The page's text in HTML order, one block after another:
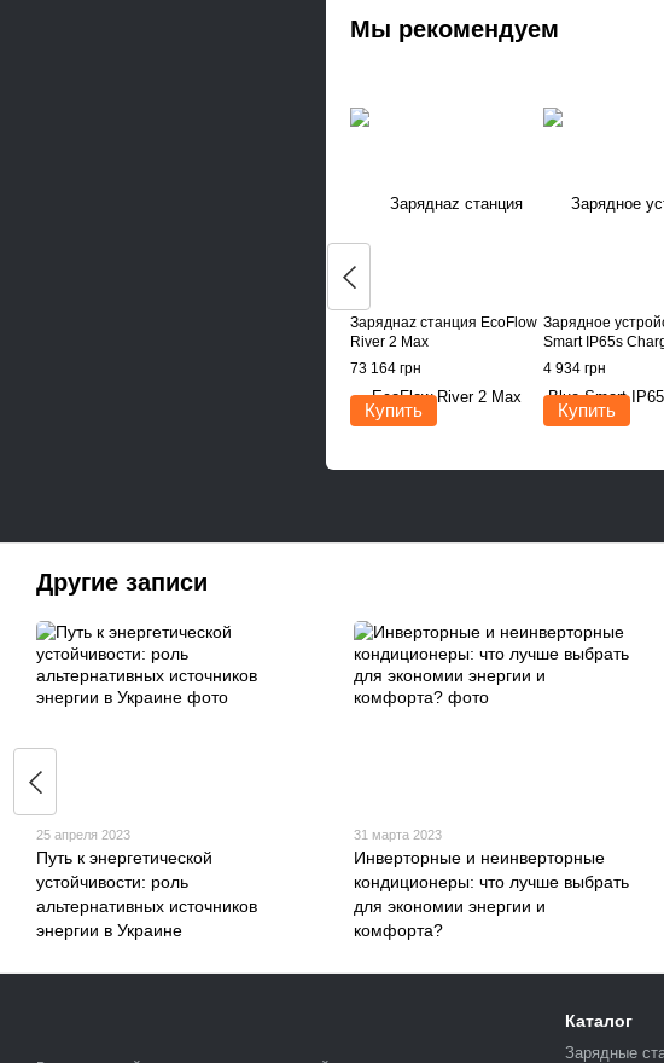
Мы рекомендуем
Заряднаz станция EcoFlow
River 2 Max
73 164 грн
Купить
Зарядное
Smart IP65s
4 934 грн
Купить
Другие записи
25 апреля 2023
Путь к энергетической
устойчивости: роль
альтернативных источников
энергии в Украине
31 марта 2023
Инверторные и неинверторные
кондиционеры: что лучше выбрать
для экономии энергии и
комфорта?
Каталог
Зарядные